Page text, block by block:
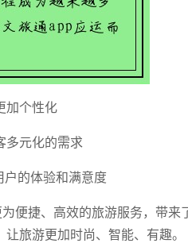
加个性化
多元化的需求
户的体验和满意度
便捷、高效的旅游服务，带来
旅游更加时尚、智能、有趣。